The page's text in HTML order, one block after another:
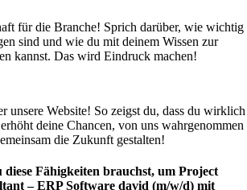
für die Branche! Sprich darüber, wie wichtig
sind und wie du mit deinem Wissen zur
kannst. Das wird Eindruck machen!
unsere Website! So zeigst du, dass du wirklich
deine Chancen, von uns wahrgenommen
die Zukunft gestalten!
diese Fähigkeiten brauchst, um Project
– ERP Software david (m/w/d) mit